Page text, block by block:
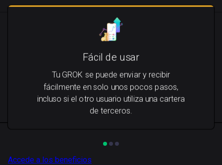
Fácil de usar
Tu GROK se puede enviar y recibir
fácilmente en solo unos pocos pasos,
incluso si el otro usuario utiliza una cartera
de terceros.
Accede a los beneficios